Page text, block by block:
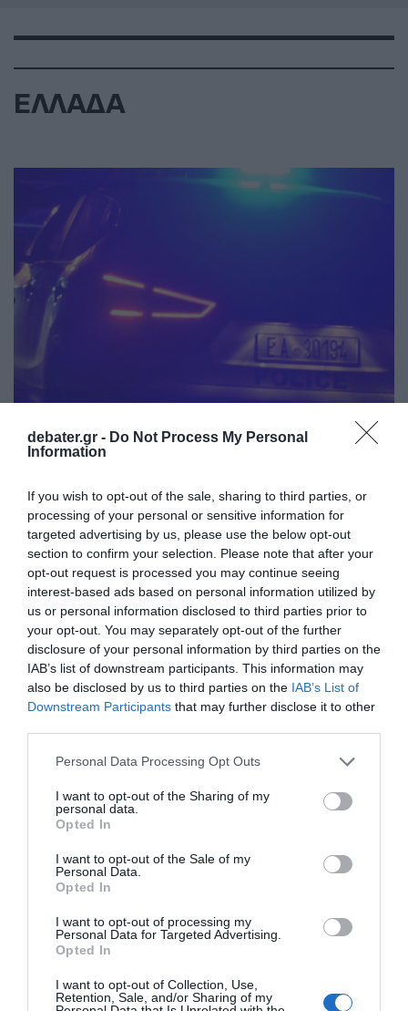
debater.gr - Do Not Process My Personal
Information
If you wish to opt-out of the sale, sharing to third parties, or
processing of your personal or sensitive information for
targeted advertising by us, please use the below opt-out
section to confirm your selection. Please note that after your
opt-out request is processed you may continue seeing
interest-based ads based on personal information utilized by
us or personal information disclosed to third parties prior to
your opt-out. You may separately opt-out of the further
disclosure of your personal information by third parties on the
IAB’s list of downstream participants. This information may
also be disclosed by us to third parties on the IAB’s List of
Downstream Participants that may further disclose it to other
Please note that this website/app uses one or more Google
not limited to your visit or usage behaviour. You may click to
grant or deny consent to Google and its third-party tags to
use your data for below specified purposes in below Google
consent section.
Personal Data Processing Opt Outs
I want to opt-out of the Sharing of my
personal data.
Opted In
I want to opt-out of the Sale of my
Personal Data.
Opted In
I want to opt-out of processing my
Personal Data for Targeted Advertising.
Opted In
I want to opt-out of Collection, Use,
Retention, Sale, and/or Sharing of my
ΕΛΛΑΔΑ
ΕΛΛΑΔΑ
κλείδωσε ανήλικη στο σπίτι του – Την
έσωσαν οι φωνές της
Συνελήφθη ο δράστης
Γεμάτα πλοία και ΚΤΕΛ ενόψει
Δεκαπενταύγουστου – Κορυφώνεται
η έξοδος του Αυγούστου